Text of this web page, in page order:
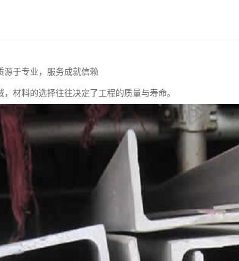
源于专业，服务成就信赖
材料的选择往往决定了工程的质量与寿命。